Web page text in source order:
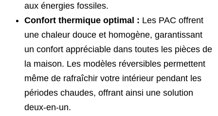
aux énergies fossiles.
Confort thermique optimal : Les PAC offrent
une chaleur douce et homogène, garantissant
un confort appréciable dans toutes les pièces de
la maison. Les modèles réversibles permettent
même de rafraîchir votre intérieur pendant les
périodes chaudes, offrant ainsi une solution
deux-en-un.